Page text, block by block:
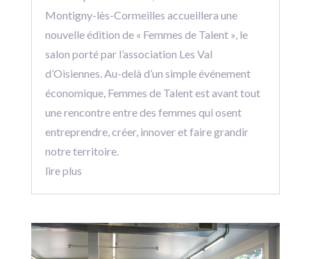
Montigny-lès-Cormeilles accueillera une
nouvelle édition de « Femmes de Talent », le
salon porté par l’association Les Val
d’Oisiennes. Au-delà d’un simple événement
économique, Femmes de Talent est avant tout
une rencontre entre des femmes qui osent
entreprendre, créer, innover et faire grandir
notre territoire.
lire plus